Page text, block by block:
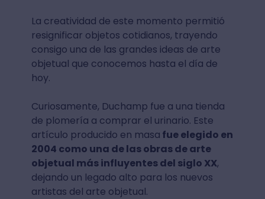
La creatividad de este momento permitió
resignificar objetos cotidianos, trayendo
consigo una de las grandes ideas de arte
objetual que conocemos hasta el día de
hoy.
Curiosamente, Duchamp fue a una tienda
de plomería a comprar el urinario. Este
artículo producido en masa fue elegido en
2004 como una de las obras de arte
objetual más influyentes del siglo XX,
dejando un legado alto para los nuevos
artistas del arte objetual.